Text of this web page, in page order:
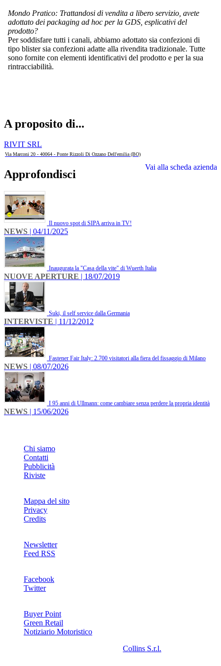
Mondo Pratico: Trattandosi di vendita a libero servizio, avete
adottato dei packaging ad hoc per la GDS, esplicativi del
prodotto?
Per soddisfare tutti i canali, abbiamo adottato sia confezioni di
tipo blister sia confezioni adatte alla rivendita tradizionale. Tutte
sono fornite con elementi identificativi del prodotto e per la sua
rintracciabilità.
A proposito di...
RIVIT SRL
Via Marconi 20 - 40064 - Ponte Rizzoli Di Ozzano Dell'emilia (BO)
Vai alla scheda azienda
Approfondisci
Il nuovo spot di SIPA arriva in TV!
NEWS | 04/11/2025
Inaugurata la "Casa della vite" di Wuerth Italia
NUOVE APERTURE | 18/07/2019
Suki, il self service dalla Germania
INTERVISTE | 11/12/2012
Fastener Fair Italy: 2.700 visitatori alla fiera del fissaggio di Milano
NEWS | 08/07/2026
I 95 anni di Ullmann: come cambiare senza perdere la propria identità
NEWS | 15/06/2026
Chi siamo
Contatti
Pubblicità
Riviste
Mappa del sito
Privacy
Credits
Newsletter
Feed RSS
Facebook
Twitter
Buyer Point
Green Retail
Notiziario Motoristico
Collins S.r.l.